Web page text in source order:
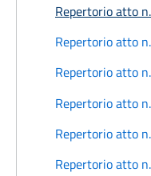
Repertorio atto
Repertorio atto
Repertorio atto
Repertorio atto
Repertorio atto
Repertorio atto